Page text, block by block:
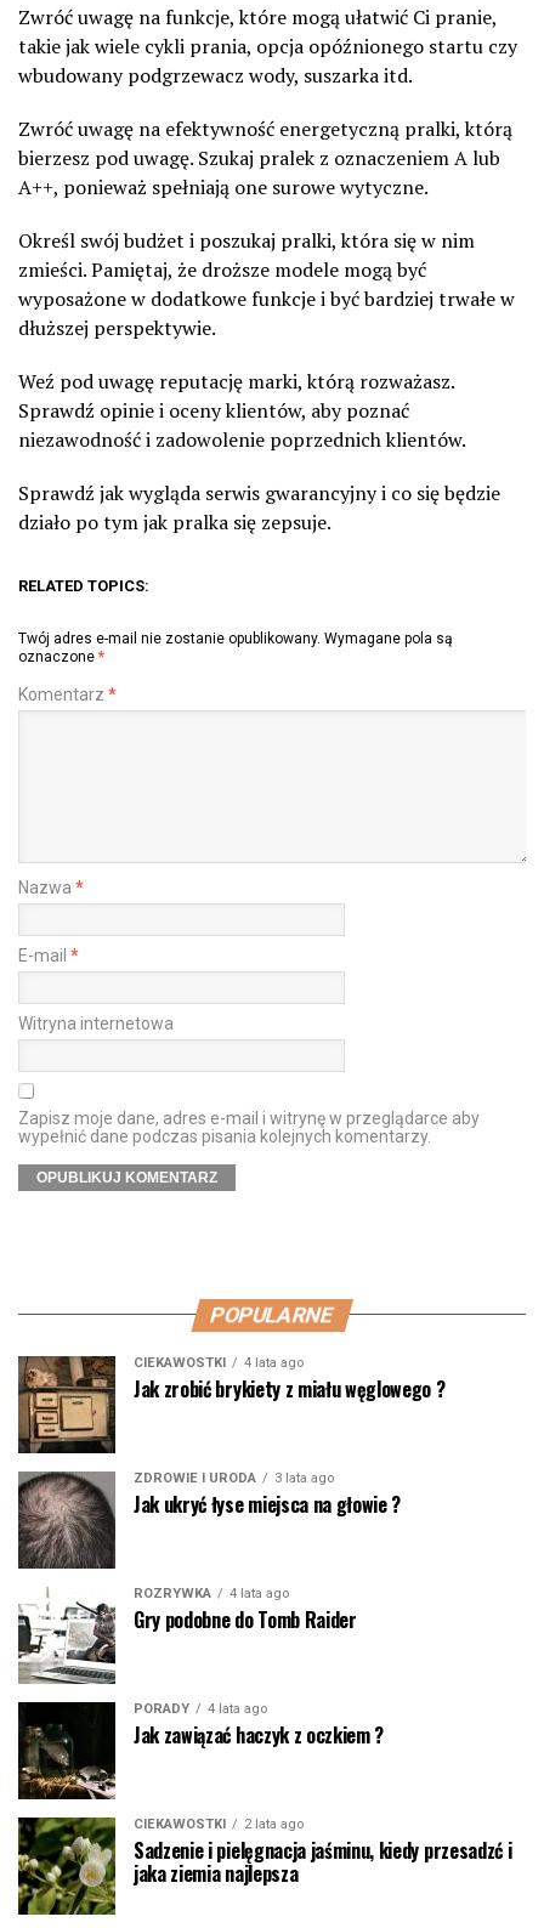
Zwróć uwagę na funkcje, które mogą ułatwić Ci pranie,
takie jak wiele cykli prania, opcja opóźnionego startu czy
wbudowany podgrzewacz wody, suszarka itd.
Zwróć uwagę na efektywność energetyczną pralki, którą
bierzesz pod uwagę. Szukaj pralek z oznaczeniem A lub
A++, ponieważ spełniają one surowe wytyczne.
Określ swój budżet i poszukaj pralki, która się w nim
zmieści. Pamiętaj, że droższe modele mogą być
wyposażone w dodatkowe funkcje i być bardziej trwałe w
dłuższej perspektywie.
Weź pod uwagę reputację marki, którą rozważasz.
Sprawdź opinie i oceny klientów, aby poznać
niezawodność i zadowolenie poprzednich klientów.
Sprawdź jak wygląda serwis gwarancyjny i co się będzie
działo po tym jak pralka się zepsuje.
RELATED TOPICS:
Twój adres e-mail nie zostanie opublikowany. Wymagane pola są
oznaczone *
Komentarz *
Nazwa *
E-mail *
Witryna internetowa
Zapisz moje dane, adres e-mail i witrynę w przeglądarce aby
wypełnić dane podczas pisania kolejnych komentarzy.
POPULARNE
CIEKAWOSTKI 4 lata ago
Jak zrobić brykiety z miału węglowego ?
ZDROWIE I URODA 3 lata ago
Jak ukryć łyse miejsca na głowie ?
ROZRYWKA 4 lata ago
Gry podobne do Tomb Raider
PORADY 4 lata ago
Jak zawiązać haczyk z oczkiem ?
CIEKAWOSTKI 2 lata ago
Sadzenie i pielęgnacja jaśminu, kiedy przesadzć i
jaka ziemia najlepsza